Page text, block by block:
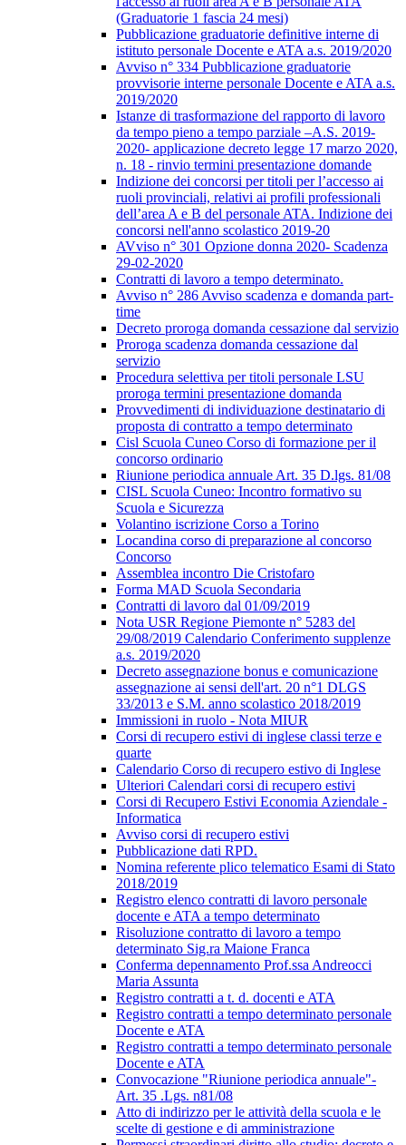
(Graduatorie 1 fascia 24 mesi)
Pubblicazione graduatorie definitive interne di
istituto personale Docente e ATA a.s. 2019/2020
Avviso n° 334 Pubblicazione graduatorie
provvisorie interne personale Docente e ATA a.s.
2019/2020
Istanze di trasformazione del rapporto di lavoro
da tempo pieno a tempo parziale –A.S. 2019-
2020- applicazione decreto legge 17 marzo 2020,
n. 18 - rinvio termini presentazione domande
Indizione dei concorsi per titoli per l’accesso ai
ruoli provinciali, relativi ai profili professionali
dell’area A e B del personale ATA. Indizione dei
concorsi nell'anno scolastico 2019-20
AVviso n° 301 Opzione donna 2020- Scadenza
29-02-2020
Contratti di lavoro a tempo determinato.
Avviso n° 286 Avviso scadenza e domanda part-
time
Decreto proroga domanda cessazione dal servizio
Proroga scadenza domanda cessazione dal
servizio
Procedura selettiva per titoli personale LSU
proroga termini presentazione domanda
Provvedimenti di individuazione destinatario di
proposta di contratto a tempo determinato
Cisl Scuola Cuneo Corso di formazione per il
concorso ordinario
Riunione periodica annuale Art. 35 D.lgs. 81/08
CISL Scuola Cuneo: Incontro formativo su
Scuola e Sicurezza
Volantino iscrizione Corso a Torino
Locandina corso di preparazione al concorso
Concorso
Assemblea incontro Die Cristofaro
Forma MAD Scuola Secondaria
Contratti di lavoro dal 01/09/2019
Nota USR Regione Piemonte n° 5283 del
29/08/2019 Calendario Conferimento supplenze
a.s. 2019/2020
Decreto assegnazione bonus e comunicazione
assegnazione ai sensi dell'art. 20 n°1 DLGS
33/2013 e S.M. anno scolastico 2018/2019
Immissioni in ruolo - Nota MIUR
Corsi di recupero estivi di inglese classi terze e
quarte
Calendario Corso di recupero estivo di Inglese
Ulteriori Calendari corsi di recupero estivi
Corsi di Recupero Estivi Economia Aziendale -
Informatica
Avviso corsi di recupero estivi
Pubblicazione dati RPD.
Nomina referente plico telematico Esami di Stato
2018/2019
Registro elenco contratti di lavoro personale
docente e ATA a tempo determinato
Risoluzione contratto di lavoro a tempo
determinato Sig.ra Maione Franca
Conferma depennamento Prof.ssa Andreocci
Maria Assunta
Registro contratti a t. d. docenti e ATA
Registro contratti a tempo determinato personale
Docente e ATA
Registro contratti a tempo determinato personale
Docente e ATA
Convocazione "Riunione periodica annuale"-
Art. 35 .Lgs. n81/08
Atto di indirizzo per le attività della scuola e le
scelte di gestione e di amministrazione